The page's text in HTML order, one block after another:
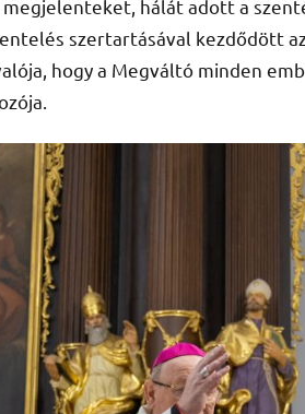
hálát adott a
szertartásával kezdődött
hogy a Megváltó minden